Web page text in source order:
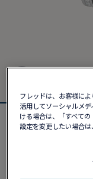
新製品
フレッドは、お客様に
活用してソーシャルメ
ける場合は、「すべて
設定を変更したい場合